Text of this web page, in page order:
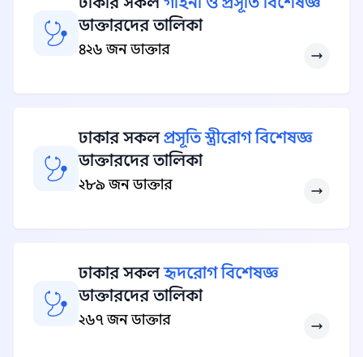
ডাক্তারদের তালিকা
৪২৬ জন ডাক্তার
ঢাকার সকলপ্রসূতি স্ত্রীরোগ বিশেষজ্ঞ
ডাক্তারদের তালিকা
২৮৯ জন ডাক্তার
ঢাকার সকলহৃদরোগ বিশেষজ্ঞ
ডাক্তারদের তালিকা
২৬৭ জন ডাক্তার